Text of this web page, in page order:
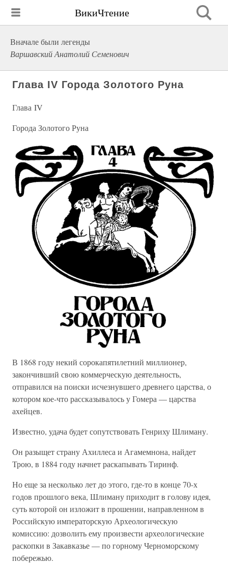
ВикиЧтение
Вначале были легенды
Варшавский Анатолий Семенович
Глава IV Города Золотого Руна
Глава IV
Города Золотого Руна
В 1868 году некий сорокапятилетний миллионер,
закончивший свою коммерческую деятельность,
отправился на поиски исчезнувшего древнего царства, о
котором кое-что рассказывалось у Гомера — царства
ахейцев.
Известно, удача будет сопутствовать Генриху Шлиману.
Он разыщет страну Ахиллеса и Агамемнона, найдет
Трою, в 1884 году начнет раскапывать Тиринф.
Но еще за несколько лет до этого, где-то в конце 70-х
годов прошлого века, Шлиману приходит в голову идея,
суть которой он изложит в прошении, направленном в
Российскую императорскую Археологическую
комиссию: дозволить ему произвести археологические
раскопки в Закавказье — по горному Черноморскому
побережью.